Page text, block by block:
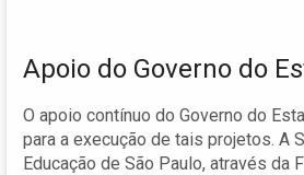
Apoio do Governo do
O apoio contínuo do Governo do
para a execução de tais projetos. A
Educação de São Paulo, através da